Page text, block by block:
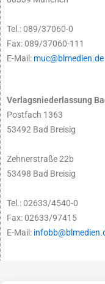
Tel.: 089/37060-0
Fax: 089/37060-111
E-Mail: muc@blmedien.de
Verlagsniederlassung
Postfach 1363
53492 Bad Breisig
Zehnerstraße 22b
53498 Bad Breisig
Tel.: 02633/4540-0
Fax: 02633/97415
E-Mail: